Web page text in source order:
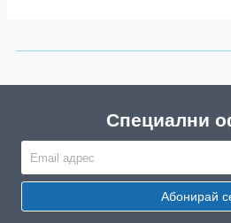
Специални
Абонирай